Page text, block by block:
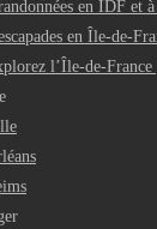
en IDF et
en Île-de-
l’Île-de-France